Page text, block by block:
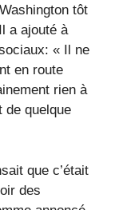
tôt
a ajouté à
« Il ne
en route
rien à
de quelque
que c’était
des